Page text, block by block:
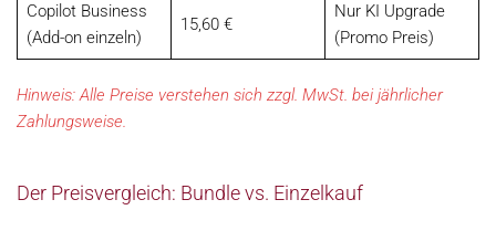
Copilot Business
(Add-on einzeln)
15,60 €
Nur KI Upgrade
(Promo Preis)
Hinweis: Alle Preise verstehen sich zzgl. MwSt. bei jährlicher
Zahlungsweise.
Der Preisvergleich: Bundle vs. Einzelkauf